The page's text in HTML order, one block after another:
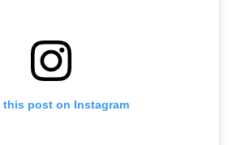
this post on Instagram